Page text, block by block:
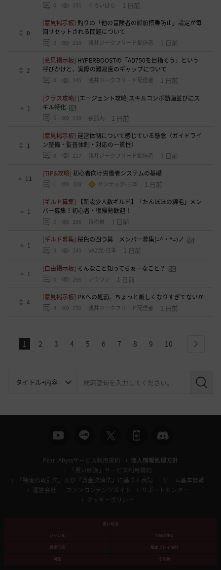
0 231 くろいばら 1 日前
0
[意見掲示板]釣りの「他の冒険者の船舶搭乗防止」設定が毎
回リセットされる問題について
0 210 浅井ジークフリード配信者 1 日前
2
[意見掲示板] HYPERBOOSTの「AD750を目指そう」という
呼びかけと、実際の難易度のギャップについて
0 245 浅井ジークフリード配信者 1 日前
1
[クラス攻略] [エージェント攻略]スキルコンボ動画並びにス
キル特化
0 238 夜狐丸 1 日前
1
[意見掲示板]運営体制について感じている懸念（ガイドライ
ン整備・監査体制・対応の一貫性）
0 217 浅井ジークフリード配信者 1 日前
11
[TIP&攻略]初心者向け労働者システムの基礎
1 328 ザンナック-日本 1 日前
1
[ギルド募集]
【新設少人数ギルド】「たんぽぽの綿毛」メン
バー募集！初心者・復帰勢歓迎！
0 266 鼠の巣 1 日前
1
[ギルド募集]桜色の四つ葉 メンバー募集(=^・^=)ノ
0 245 VAZ光-日本 1 日前
1
[自由掲示板] そんなこと知ってらぁ…なこと？
0 296 ノウワン 1 日前
4
[意見掲示板] PKへの処罰、ちょっと厳しくなりすぎてないか
4 250 浅井ジークフリード配信者 1 日前
1 2 3 4 5 6 7 8 9 10 next
検
Pearl Abyssサービス利用規約
個人情報処理方針
「黒い砂漠」サービス利用規約
「特定商取引法」及び「資金決済法」に基づく表記
ゲーム基本情報
運営会社
ファンコンテンツガイド
サポートセンター
クッキーポリシー
黒い砂漠
ジャンル
MMORPG
課金形態
基本プレイ無料
対象
全年齢